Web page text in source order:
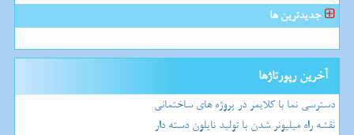
جدیدترین ها
آخرین رپورتاژها
دسترسی نما با کلایمر در پروژه های ساختمانی
نقشه راه میلیونر شدن با تولید نایلون دسته دار